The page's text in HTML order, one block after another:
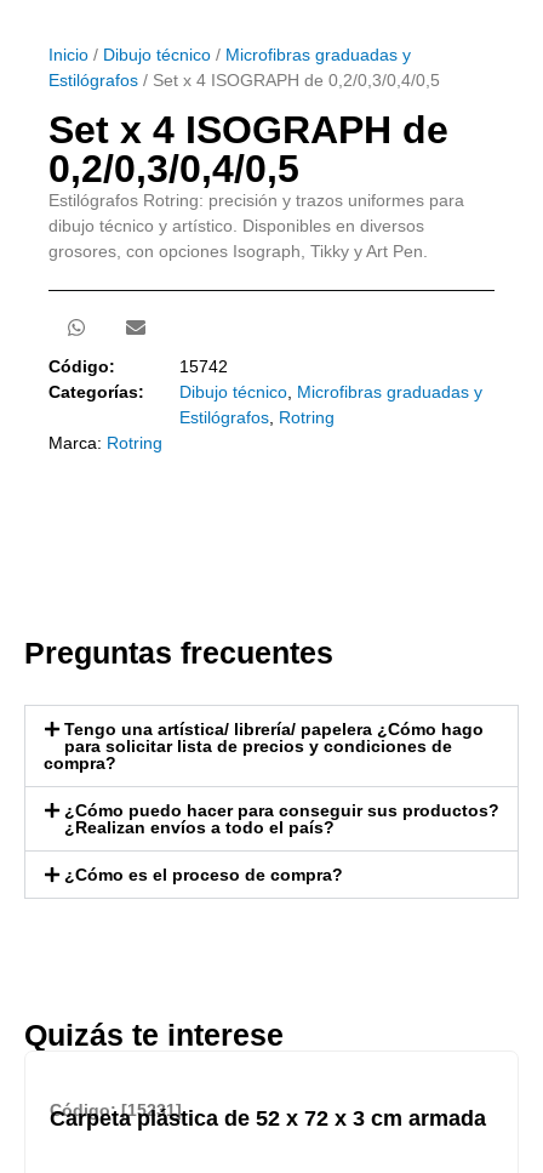
Inicio / Dibujo técnico / Microfibras graduadas y
Estilógrafos / Set x 4 ISOGRAPH de 0,2/0,3/0,4/0,5
Set x 4 ISOGRAPH de
0,2/0,3/0,4/0,5
Estilógrafos Rotring: precisión y trazos uniformes para
dibujo técnico y artístico. Disponibles en diversos
grosores, con opciones Isograph, Tikky y Art Pen.
Código:
15742
Categorías:
Dibujo técnico, Microfibras graduadas y
Estilógrafos, Rotring
Marca: Rotring
Preguntas frecuentes
Tengo una artística/ librería/ papelera ¿Cómo hago
para solicitar lista de precios y condiciones de
compra?
¿Cómo puedo hacer para conseguir sus productos?
¿Realizan envíos a todo el país?
¿Cómo es el proceso de compra?
Quizás te interese
Código: [15231]
Carpeta plástica de 52 x 72 x 3 cm armada